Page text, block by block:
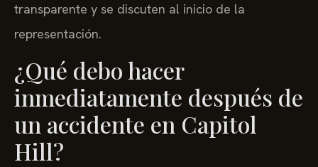
transparente y se discuten al inicio de la
representación.
¿Qué debo hacer
inmediatamente después de
un accidente en Capitol
Hill?